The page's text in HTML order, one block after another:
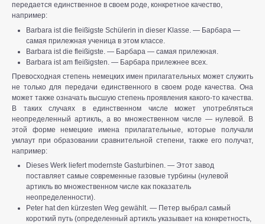
передается единственное в своем роде, конкретное качество,
например:
Barbara ist die fleißigste Schülerin in dieser Klasse. — Барбара —
самая прилежная ученица в этом классе.
Barbara ist die fleißigste. — Барбара — самая прилежная.
Barbara ist am fleißigsten. — Барбара прилежнее всех.
Превосходная степень немецких имен прилагательных может служить
не только для передачи единственного в своем роде качества. Она
может также означать высшую степень проявления какого-то качества.
В таких случаях в единственном числе может употребляться
неопределенный артикль, а во множественном числе — нулевой. В
этой форме немецкие имена прилагательные, которые получали
умлаут при образовании сравнительной степени, также его получат,
например:
Dieses Werk liefert modernste Gasturbinen. — Этот завод
поставляет самые современные газовые турбины (нулевой
артикль во множественном числе как показатель
неопределенности).
Peter hat den kürzesten Weg gewählt. — Петер выбрал самый
короткий путь (определенный артикль указывает на конкретность,